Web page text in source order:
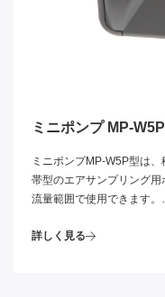
ミニポンプ MP-
ミニポンプMP-W5P型は
帯型のエアサンプリング
流量範囲で使用できます。
伴う吸引流量の低下を抑え
詳しく見る